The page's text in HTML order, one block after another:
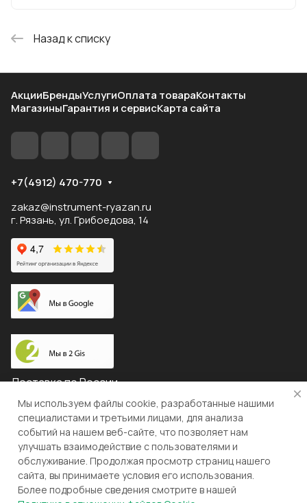
Назад к списку
АкцииБрендыУслугиОплата товараКонтакты
МагазиныГарантия и сервисКарта сайта
+7(4912) 470-770
zakaz@instrument-ryazan.ru
г. Рязань, ул. Грибоедова, 14
Доставка по России
© 2026 "ЛЕВША"
Конфиденциальность
Оферта
Разработка и поддержка gianit.ru
Мы используем файлы cookie, разработанные нашими
специалистами и третьими лицами, для анализа
событий на нашем веб-сайте, что позволяет нам
улучшать взаимодействие с пользователями и
обслуживание. Продолжая просмотр страниц нашего
сайта, вы принимаете условия его использования.
Более подробные сведения смотрите в нашей